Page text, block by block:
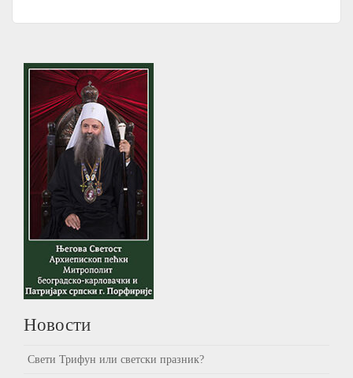
Новости
Свети Трифун или светски празник?